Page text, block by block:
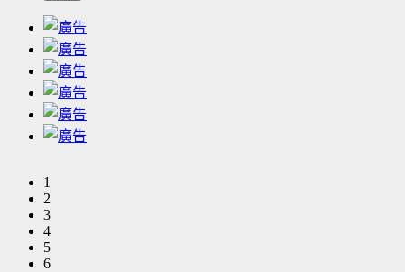
1
2
3
4
5
6